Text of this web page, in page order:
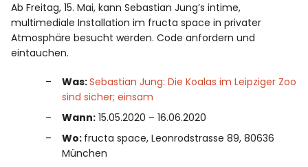
Ab Freitag, 15. Mai, kann Sebastian Jung’s intime,
multimediale Installation im fructa space in privater
Atmosphäre besucht werden. Code anfordern und
eintauchen.
Was:Sebastian Jung: Die Koalas im Leipziger Zoo
sind sicher; einsam
Wann: 15.05.2020 – 16.06.2020
Wo: fructa space, Leonrodstrasse 89, 80636
München